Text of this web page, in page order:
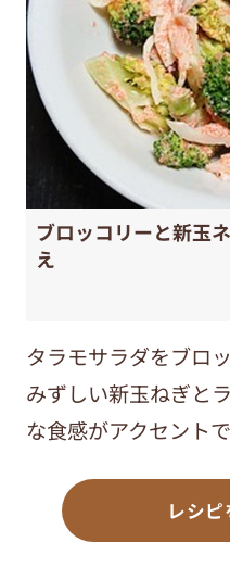
ブロッコリーと新玉
え
タラモサラダをブロ
みずしい新玉ねぎと
な食感がアクセントで
レシ